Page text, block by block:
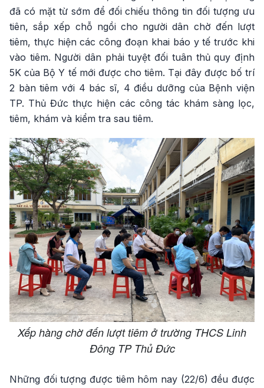
đã có mặt từ sớm để đối chiếu thông tin đối tượng ưu
tiên, sắp xếp chỗ ngồi cho người dân chờ đến lượt
tiêm, thực hiện các công đoạn khai báo y tế trước khi
vào tiêm. Người dân phải tuyệt đối tuân thủ quy định
5K của Bộ Y tế mới được cho tiêm. Tại đây được bố trí
2 bàn tiêm với 4 bác sĩ, 4 điều dưỡng của Bệnh viện
TP. Thủ Đức thực hiện các công tác khám sàng lọc,
tiêm, khám và kiểm tra sau tiêm.
Xếp hàng chờ đến lượt tiêm ở trường THCS Linh
Đông TP Thủ Đức
Những đối tượng được tiêm hôm nay (22/6) đều được